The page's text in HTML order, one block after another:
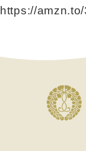
https://